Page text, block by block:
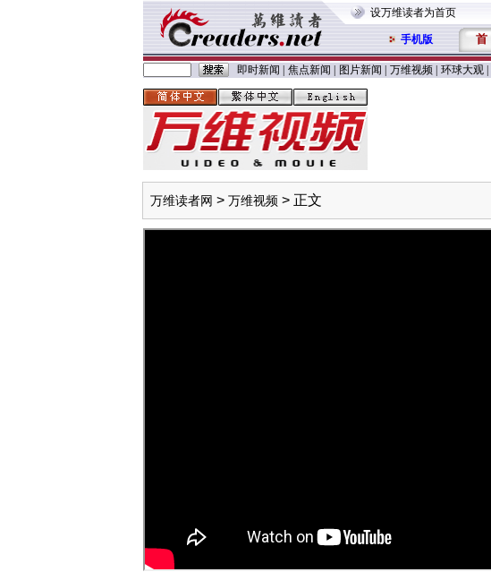
设万维读者为首页
手机版 首
即时新闻 焦点新闻 图片新闻 万维视频 环球大观
万维读者网 > 万维视频 > 正文